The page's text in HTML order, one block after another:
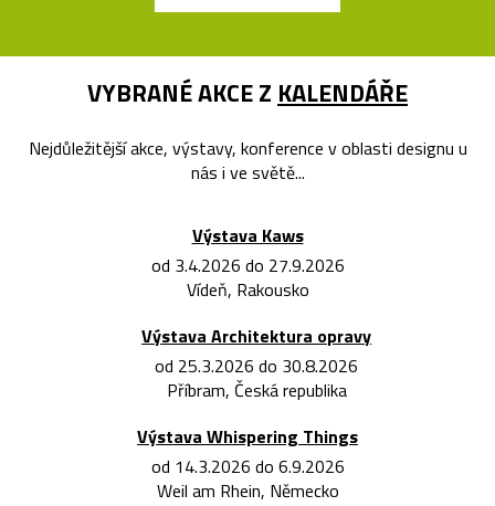
VYBRANÉ AKCE Z KALENDÁŘE
Nejdůležitější akce, výstavy, konference v oblasti designu u
nás i ve světě...
Výstava Kaws
od 3.4.2026 do 27.9.2026
Vídeň, Rakousko
Výstava Architektura opravy
od 25.3.2026 do 30.8.2026
Příbram, Česká republika
Výstava Whispering Things
od 14.3.2026 do 6.9.2026
Weil am Rhein, Německo